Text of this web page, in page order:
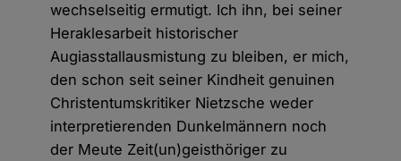
wechselseitig ermutigt. Ich ihn, bei seiner
Heraklesarbeit historischer
Augiasstallausmistung zu bleiben, er mich,
den schon seit seiner Kindheit genuinen
Christentumskritiker Nietzsche weder
interpretierenden Dunkelmännern noch
der Meute Zeit(un)geisthöriger zu